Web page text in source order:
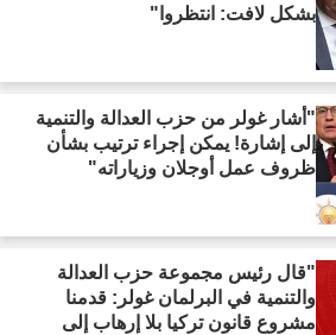
بشكل لافت: انتظروا"
"أشار غولر من حزب العدالة والتنمية
إلى إشارة! يمكن إجراء ترتيب بشأن
ظروف عمل أوجلان وزياراته"
"قال رئيس مجموعة حزب العدالة
والتنمية في البرلمان غولر: قدمنا
مشروع قانون تركيا بلا إرهاب إلى